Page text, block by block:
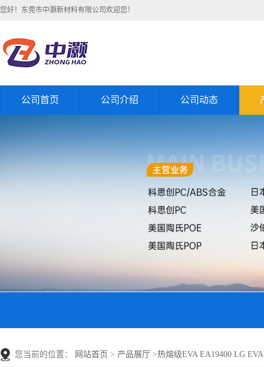
您好！东莞市中灏新材料有限公司欢迎您！
公司首页 公司介绍 公司动态
您当前的位置： 网站首页 > 产品展厅 >热熔级EVA EA19400 LG